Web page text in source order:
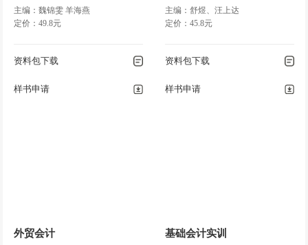
主编：魏锦雯 羊海燕
定价：49.8元
资料包下载
样书申请
主编：舒煜、汪上达
定价：45.8元
资料包下载
样书申请
外贸会计 基础会计实训